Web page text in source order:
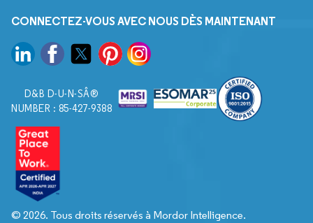
CONNECTEZ-VOUS AVEC NOUS DÈS MAINTENANT
D&B D-U-N-SÂ®
NUMBER : 85-427-9388
© 2026. Tous droits réservés à Mordor Intelligence.